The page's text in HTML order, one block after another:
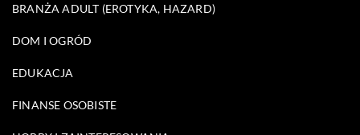
BRANŻA ADULT (EROTYKA, HAZARD)
DOM I OGRÓD
EDUKACJA
FINANSE OSOBISTE